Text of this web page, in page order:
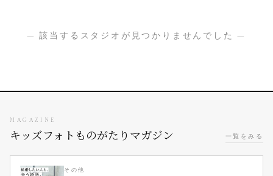
— 該当するスタジオが見つかりませんでした —
MAGAZINE
キッズフォトものがたりマガジン 一覧をみる
その他